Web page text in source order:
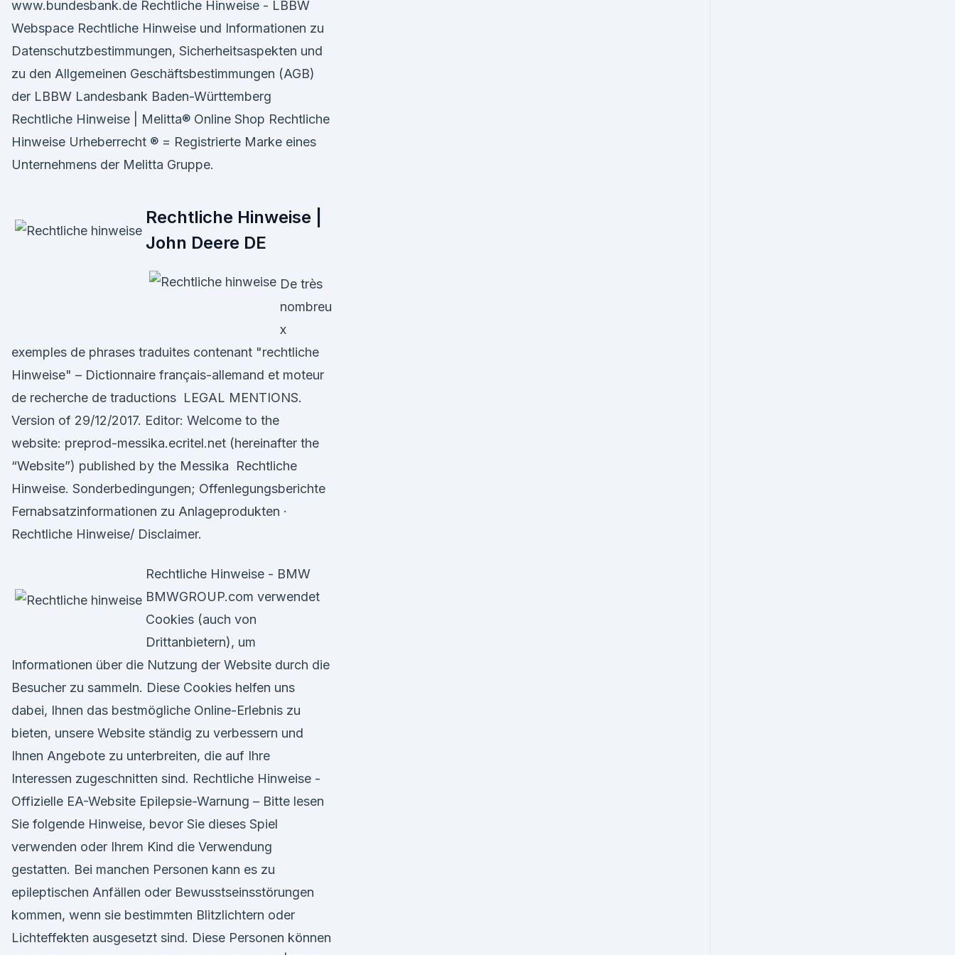
www.bundesbank.de Rechtliche Hinweise - LBBW
Webspace Rechtliche Hinweise und Informationen zu
Datenschutzbestimmungen, Sicherheitsaspekten und
zu den Allgemeinen Geschäftsbestimmungen (AGB)
der LBBW Landesbank Baden-Württemberg
Rechtliche Hinweise | Melitta® Online Shop Rechtliche
Hinweise Urheberrecht ® = Registrierte Marke eines
Unternehmens der Melitta Gruppe.
Rechtliche Hinweise |
John Deere DE
De très
nombreu
x
exemples de phrases traduites contenant "rechtliche
Hinweise" – Dictionnaire français-allemand et moteur
de recherche de traductions LEGAL MENTIONS.
Version of 29/12/2017. Editor: Welcome to the
website: preprod-messika.ecritel.net (hereinafter the
“Website”) published by the Messika Rechtliche
Hinweise. Sonderbedingungen; Offenlegungsberichte
Fernabsatzinformationen zu Anlageprodukten ·
Rechtliche Hinweise/ Disclaimer.
Rechtliche Hinweise - BMW
BMWGROUP.com verwendet
Cookies (auch von
Drittanbietern), um
Informationen über die Nutzung der Website durch die
Besucher zu sammeln. Diese Cookies helfen uns
dabei, Ihnen das bestmögliche Online-Erlebnis zu
bieten, unsere Website ständig zu verbessern und
Ihnen Angebote zu unterbreiten, die auf Ihre
Interessen zugeschnitten sind. Rechtliche Hinweise -
Offizielle EA-Website Epilepsie-Warnung – Bitte lesen
Sie folgende Hinweise, bevor Sie dieses Spiel
verwenden oder Ihrem Kind die Verwendung
gestatten. Bei manchen Personen kann es zu
epileptischen Anfällen oder Bewusstseinsstörungen
kommen, wenn sie bestimmten Blitzlichtern oder
Lichteffekten ausgesetzt sind. Diese Personen können